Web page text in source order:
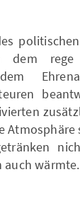
dem
Atmosphäre
auch wärmte.